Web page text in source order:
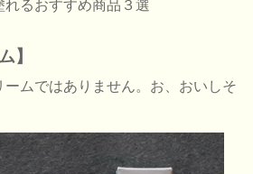
るおすすめ商品３選
】
ムではありません。お、おいしそ